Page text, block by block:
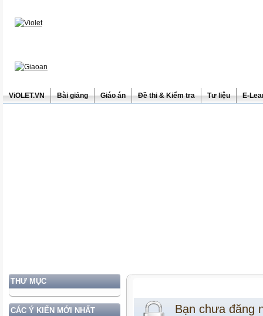
ViOLET.VN Bài giảng Giáo án Đề thi & Kiểm tra Tư liệu E-
THƯ MỤC
CÁC Ý KIẾN MỚI NHẤT Bạn chưa đăng